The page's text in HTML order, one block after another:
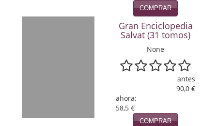
COMPRAR
Gran Enciclopedia
Salvat (31 tomos)
None
antes
90,0 €
ahora:
58,5 €
COMPRAR